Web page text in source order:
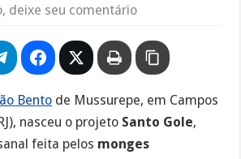
deixe seu comentário
Bento de Mussurepe, em Campos
nasceu o projeto Santo Gole,
feita pelos monges